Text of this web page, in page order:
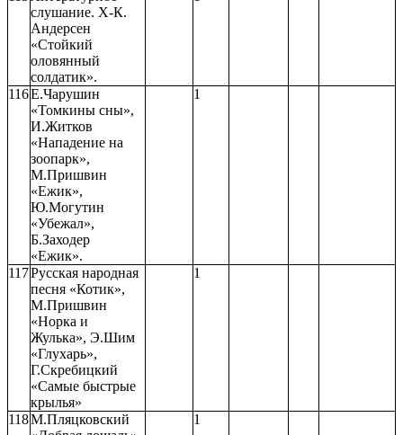
слушание. Х-К.
Андерсен
«Стойкий
оловянный
солдатик».
116Е.Чарушин
«Томкины сны»,
И.Житков
«Нападение на
зоопарк»,
М.Пришвин
«Ежик»,
Ю.Могутин
«Убежал»,
Б.Заходер
«Ежик».
1
117Русская народная
песня «Котик»,
М.Пришвин
«Норка и
Жулька», Э.Шим
«Глухарь»,
Г.Скребицкий
«Самые быстрые
крылья»
1
118М.Пляцковский
1